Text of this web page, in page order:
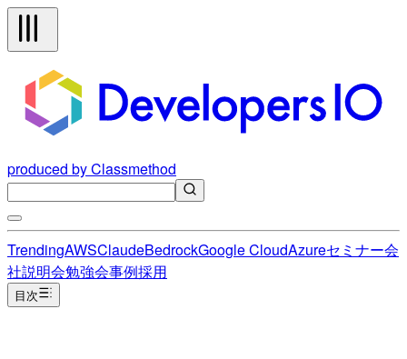
produced by Classmethod
TrendingAWSClaudeBedrockGoogle CloudAzureセミナー会
社説明会勉強会事例採用
目次